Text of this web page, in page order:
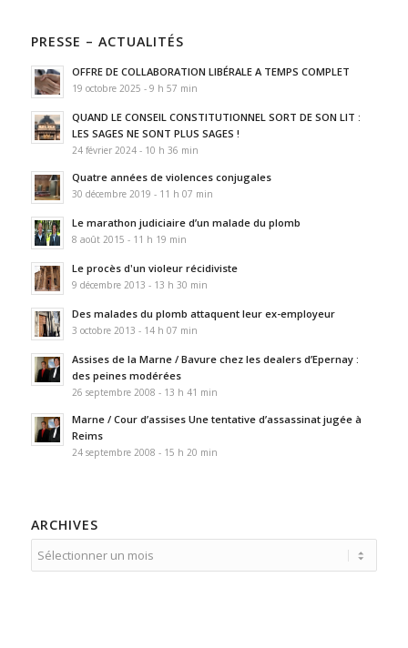
PRESSE – ACTUALITÉS
OFFRE DE COLLABORATION LIBÉRALE A TEMPS COMPLET
19 octobre 2025 - 9 h 57 min
QUAND LE CONSEIL CONSTITUTIONNEL SORT DE SON LIT :
LES SAGES NE SONT PLUS SAGES !
24 février 2024 - 10 h 36 min
Quatre années de violences conjugales
30 décembre 2019 - 11 h 07 min
Le marathon judiciaire d’un malade du plomb
8 août 2015 - 11 h 19 min
Le procès d'un violeur récidiviste
9 décembre 2013 - 13 h 30 min
Des malades du plomb attaquent leur ex-employeur
3 octobre 2013 - 14 h 07 min
Assises de la Marne / Bavure chez les dealers d’Epernay :
des peines modérées
26 septembre 2008 - 13 h 41 min
Marne / Cour d’assises Une tentative d’assassinat jugée à
Reims
24 septembre 2008 - 15 h 20 min
ARCHIVES